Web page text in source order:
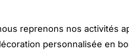
reprenons nos activités
personnalisée en